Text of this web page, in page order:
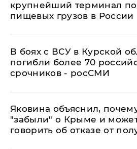
крупнейший терминал
пищевых грузов в России
В боях с ВСУ в Курской
погибли более 70
срочников - росСМИ
Яковина объяснил,
"забыли" о Крыме и
говорить об отказе от